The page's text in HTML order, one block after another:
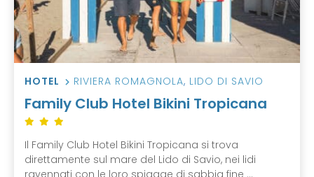
HOTEL RIVIERA ROMAGNOLA, LIDO DI SAVIO
Family Club Hotel Bikini Tropicana
Il Family Club Hotel Bikini Tropicana si trova
direttamente sul mare del Lido di Savio, nei lidi
ravennati con le loro spiagge di sabbia fine ...